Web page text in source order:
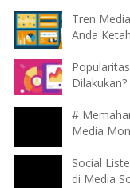
Tren
Anda
Dilakukan?
#
Media
Social
di Media